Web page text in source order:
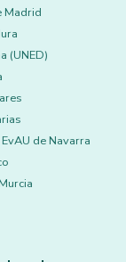
Madrid
(UNED)
de Navarra